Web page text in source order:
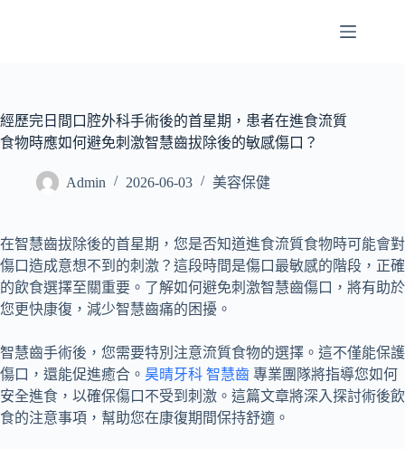
經歷完日間口腔外科手術後的首星期，患者在進食流質
食物時應如何避免刺激智慧齒拔除後的敏感傷口？
Admin 2026-06-03 美容保健
在智慧齒拔除後的首星期，您是否知道進食流質食物時可能會對
傷口造成意想不到的刺激？這段時間是傷口最敏感的階段，正確
的飲食選擇至關重要。了解如何避免刺激智慧齒傷口，將有助於
您更快康復，減少智慧齒痛的困擾。
智慧齒手術後，您需要特別注意流質食物的選擇。這不僅能保護
傷口，還能促進癒合。 昊晴牙科 智慧齒 專業團隊將指導您如何
安全進食，以確保傷口不受到刺激。這篇文章將深入探討術後飲
食的注意事項，幫助您在康復期間保持舒適。